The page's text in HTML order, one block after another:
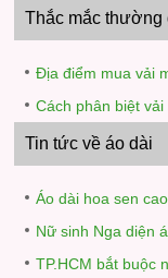
Thắc mắc thường
Địa điểm mua vải
Cách phân biệt
Tin tức về áo dài
Áo dài hoa sen
Nữ sinh Nga diện
TP.HCM bắt buộc